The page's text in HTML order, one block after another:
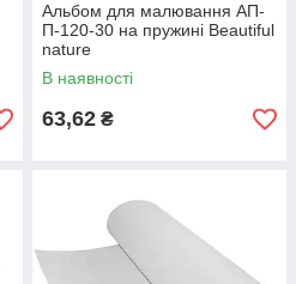
Альбом для малювання АП-
П-120-30 на пружині Beautiful
nature
В наявності
63,62 ₴